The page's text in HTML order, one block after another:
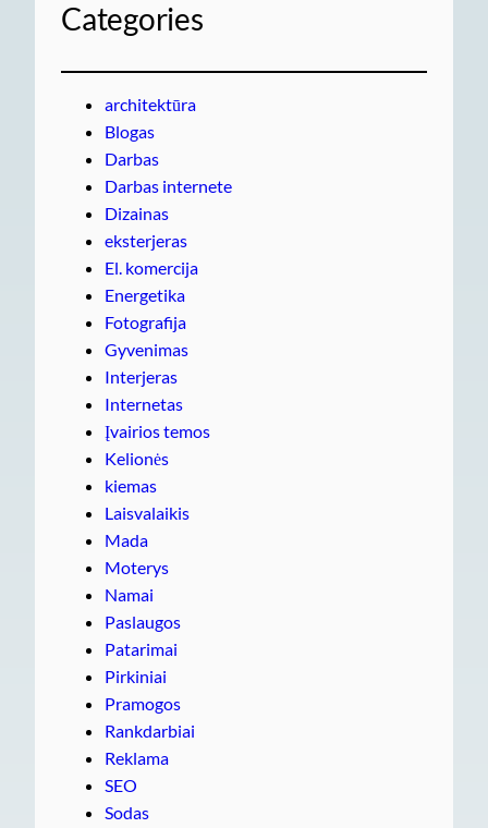
Categories
architektūra
Blogas
Darbas
Darbas internete
Dizainas
eksterjeras
El. komercija
Energetika
Fotografija
Gyvenimas
Interjeras
Internetas
Įvairios temos
Kelionės
kiemas
Laisvalaikis
Mada
Moterys
Namai
Paslaugos
Patarimai
Pirkiniai
Pramogos
Rankdarbiai
Reklama
SEO
Sodas